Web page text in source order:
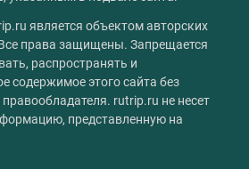
является объектом авторских
права защищены. Запрещается
распространять и
содержимое этого сайта без
rutrip.ru не несет
представленную на